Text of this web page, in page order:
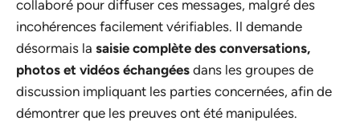
collaboré pour diffuser ces messages, malgré des
incohérences facilement vérifiables. Il demande
désormais la saisie complète des conversations,
photos et vidéos échangées dans les groupes de
discussion impliquant les parties concernées, afin de
démontrer que les preuves ont été manipulées.